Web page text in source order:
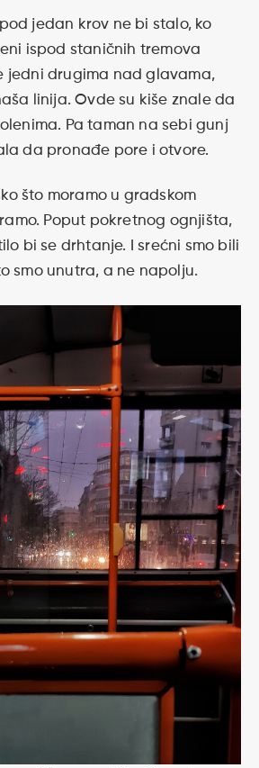
jedan krov ne bi stalo, ko
ispod staničnih tremova
jedni drugima nad glavama,
linija. Ovde su kiše znale da
Pa taman na sebi gunj
da pronađe pore i otvore.
što moramo u gradskom
Poput pokretnog ognjišta,
bi se drhtanje. I srećni smo bili
smo unutra, a ne napolju.